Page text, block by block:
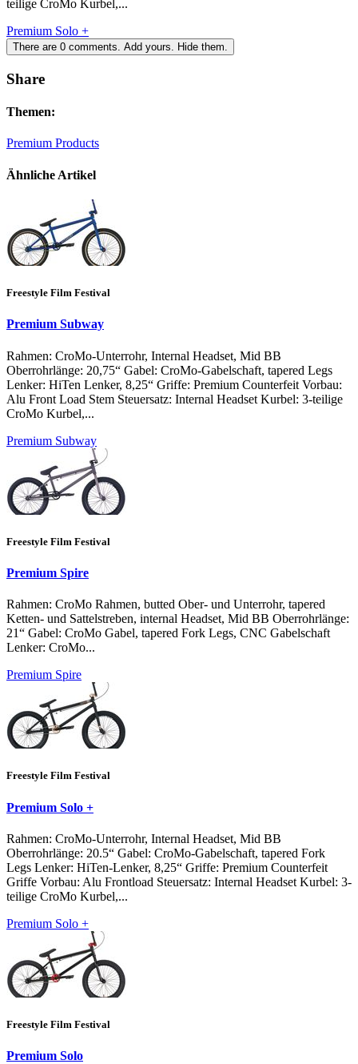
teilige CroMo Kurbel,...
Premium Solo +
There are 0 comments. Add yours. Hide them.
Share
Themen:
Premium Products
Ähnliche Artikel
Freestyle Film Festival
Premium Subway
Rahmen: CroMo-Unterrohr, Internal Headset, Mid BB
Oberrohrlänge: 20,75“ Gabel: CroMo-Gabelschaft, tapered Legs
Lenker: HiTen Lenker, 8,25“ Griffe: Premium Counterfeit Vorbau:
Alu Front Load Stem Steuersatz: Internal Headset Kurbel: 3-teilige
CroMo Kurbel,...
Premium Subway
Freestyle Film Festival
Premium Spire
Rahmen: CroMo Rahmen, butted Ober- und Unterrohr, tapered
Ketten- und Sattelstreben, internal Headset, Mid BB Oberrohrlänge:
21“ Gabel: CroMo Gabel, tapered Fork Legs, CNC Gabelschaft
Lenker: CroMo...
Premium Spire
Freestyle Film Festival
Premium Solo +
Rahmen: CroMo-Unterrohr, Internal Headset, Mid BB
Oberrohrlänge: 20.5“ Gabel: CroMo-Gabelschaft, tapered Fork
Legs Lenker: HiTen-Lenker, 8,25“ Griffe: Premium Counterfeit
Griffe Vorbau: Alu Frontload Steuersatz: Internal Headset Kurbel: 3-
teilige CroMo Kurbel,...
Premium Solo +
Freestyle Film Festival
Premium Solo